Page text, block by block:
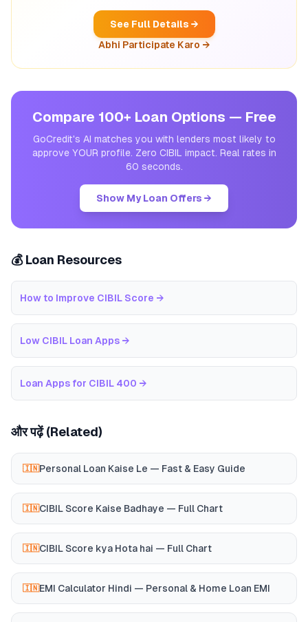
See Full Details →
Abhi Participate Karo →
Compare 100+ Loan Options — Free
GoCredit's AI matches you with lenders most likely to
approve YOUR profile. Zero CIBIL impact. Real rates in
60 seconds.
Show My Loan Offers →
💰 Loan Resources
How to Improve CIBIL Score →
Low CIBIL Loan Apps →
Loan Apps for CIBIL 400 →
और पढ़ें (Related)
🇮🇳Personal Loan Kaise Le — Fast & Easy Guide
🇮🇳CIBIL Score Kaise Badhaye — Full Chart
🇮🇳CIBIL Score kya Hota hai — Full Chart
🇮🇳EMI Calculator Hindi — Personal & Home Loan EMI